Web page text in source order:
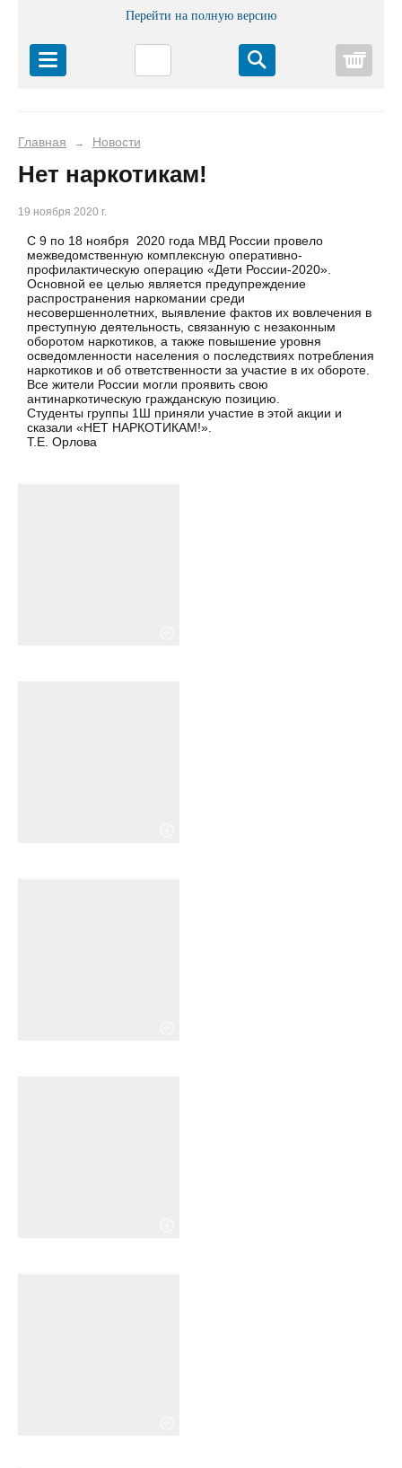
Перейти на полную версию
Главная → Новости
Нет наркотикам!
19 ноября 2020 г.
С 9 по 18 ноября 2020 года МВД России провело
межведомственную комплексную оперативно-
профилактическую операцию «Дети России-2020».
Основной ее целью является предупреждение
распространения наркомании среди
несовершеннолетних, выявление фактов их вовлечения в
преступную деятельность, связанную с незаконным
оборотом наркотиков, а также повышение уровня
осведомленности населения о последствиях потребления
наркотиков и об ответственности за участие в их обороте.
Все жители России могли проявить свою
антинаркотическую гражданскую позицию.
Студенты группы 1Ш приняли участие в этой акции и
сказали «НЕТ НАРКОТИКАМ!».
Т.Е. Орлова